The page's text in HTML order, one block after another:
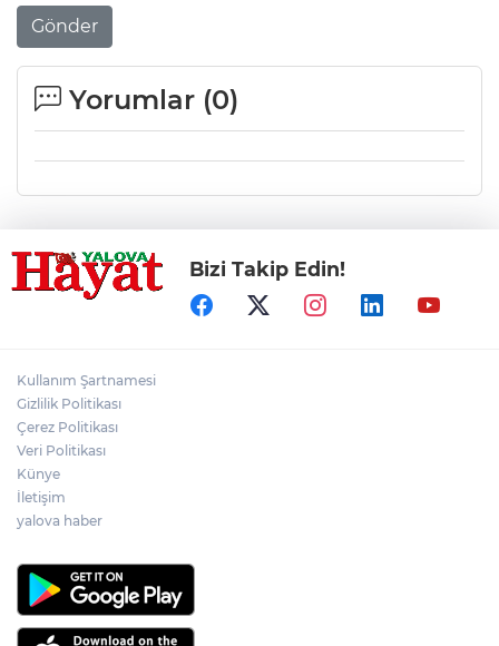
Gönder
Yorumlar (0)
Bizi Takip Edin!
Kullanım Şartnamesi
Gizlilik Politikası
Çerez Politikası
Veri Politikası
Künye
İletişim
yalova haber